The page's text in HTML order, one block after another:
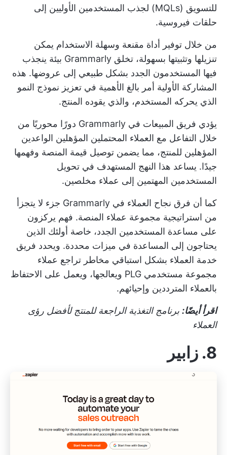
للتسويق (MQLs) لجذب المستخدمين الأوليين إلى
حلقات فيروسية.
من خلال توفير أداة مقنعة وسهلة الاستخدام يمكن
تنزيلها وتثبيتها بسهولة، تخلق Grammarly بيئة ينجذب
فيها المستخدمون الجدد بشكل طبيعي إلى عروضها. هذه
المشاركة الأولية أمر بالغ الأهمية في تعزيز نموذج النمو
الذي يحركه المستخدم، والذي يقوده المنتج.
يؤدي فريق المبيعات في Grammarly دورًا محوريًا من
خلال التفاعل مع العملاء المحتملين المؤهلين الواعدين
المؤهلين للمنتج، مما يضمن توصيل قيمة المنصة وفهمها
جيدًا. يساعد هذا النهج المستهدف في تحويل
المستخدمين المهتمين إلى عملاء مخلصين.
كما أن فرق نجاح العملاء في Grammarly جزء لا يتجزأ
من استراتيجية مجموعة عملاء المنصة. فهم يركزون
على مساعدة المستخدمين الجدد، خاصة أولئك الذين
يحتاجون إلى المساعدة في ميزات محددة. ويحدد فريق
خدمة العملاء بشكل استباقي مخاطر تراجع عملاء
مجموعة مستخدمي PLG ويعالجها، ويعمل على الاحتفاظ
بالعملاء المترددين وإحيائهم.
اقرأ أيضًا: برنامج التغذية الراجعة للمنتج لأفضل رؤى
العملاء
8. زابير